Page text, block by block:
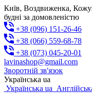
Київ, Воздвиженка,
будні за домовленістю
+38 (096) 151-26-46
+38 (066) 559-68-78
+38 (073) 045-20-01
lavinashop@gmail.com
Зворотній зв'язок
Українська ua
Українська ua